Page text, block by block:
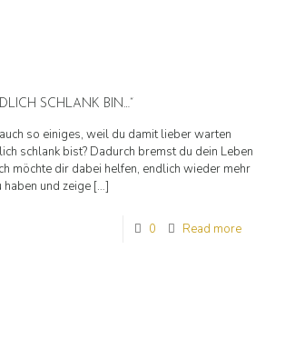
SCHLANK BIN…“
so einiges, weil du damit lieber warten
schlank bist? Dadurch bremst du dein Leben
möchte dir dabei helfen, endlich wieder mehr
und zeige […]
0 Read more